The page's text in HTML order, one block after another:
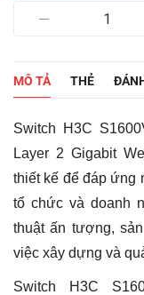
H3C
Chính
Hãng
Nam
|
09
Cổng
GB,
01
SFP
1GB
số
lượng
MÔ TẢ THẺ
Switch H3C
Layer 2 Gigabit
thiết kế để đáp ứng
tổ chức và doanh
thuật ấn tượng,
việc xây dựng và
Switch H3C